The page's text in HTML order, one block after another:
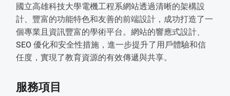
國立高雄科技大學電機工程系網站透過清晰的架構設
計、豐富的功能特色和友善的前端設計，成功打造了一
個專業且資訊豐富的學術平台。​網站的響應式設計、
SEO 優化和安全性措施，進一步提升了用戶體驗和信
任度，實現了教育資源的有效傳遞與共享。
服務項目